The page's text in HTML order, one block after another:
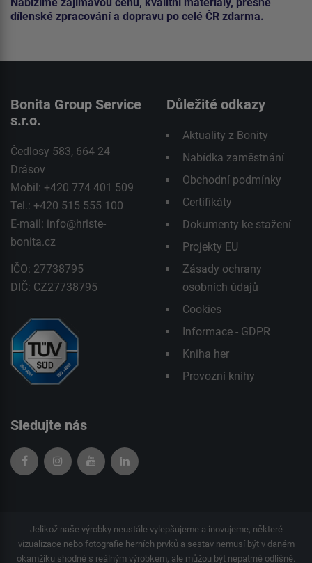
Nabízíme zajímavou cenu, kvalitní materiály, přesné
dílenské zpracování a dopravu po celé ČR zdarma.
Bonita Group Service
s.r.o.
Čedlosy 583, 664 24
Drásov
Mobil: +420 774 401 509
Tel.: +420 515 555 100
E-mail: info@hriste-
bonita.cz
IČO: 27738795
DIČ: CZ27738795
Důležité odkazy
Aktuality z Bonity
Nabídka zaměstnání
Obchodní podmínky
Certifikáty
Dokumenty ke stažení
Projekty EU
Zásady ochrany
osobních údajů
Cookies
Informace - GDPR
Kniha her
Provozní knihy
Sledujte nás
Jelikož naše výrobky neustále vylepšujeme a inovujeme, některé
vizualizace nebo fotografie herních prvků a sestav nemusí být v daném
okamžiku shodné s reálným výrobkem, ale můžou být nepatrně odlišné.